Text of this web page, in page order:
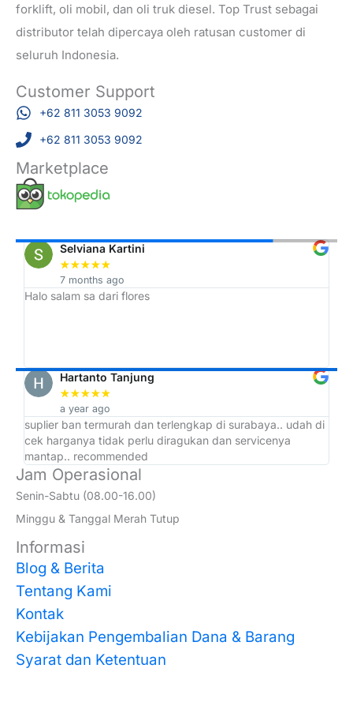
forklift, oli mobil, dan oli truk diesel. Top Trust sebagai
distributor telah dipercaya oleh ratusan customer di
seluruh Indonesia.
Customer Support
+62 811 3053 9092
+62 811 3053 9092
Marketplace
Selviana Kartini
★★★★★
7 months ago
Halo salam sa dari flores
Hartanto Tanjung
★★★★★
a year ago
suplier ban termurah dan terlengkap di surabaya.. udah di
cek harganya tidak perlu diragukan dan servicenya
mantap.. recommended
Jam Operasional
Senin-Sabtu (08.00-16.00)
Minggu & Tanggal Merah Tutup
Informasi
Blog & Berita
Tentang Kami
Kontak
Kebijakan Pengembalian Dana & Barang
Syarat dan Ketentuan